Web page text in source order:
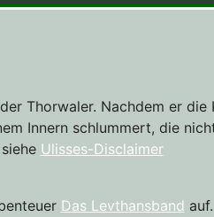
Thorwaler. Nachdem er
Innern schlummert, die
Ulisses-Disclaimer
Das Levthansband auf.